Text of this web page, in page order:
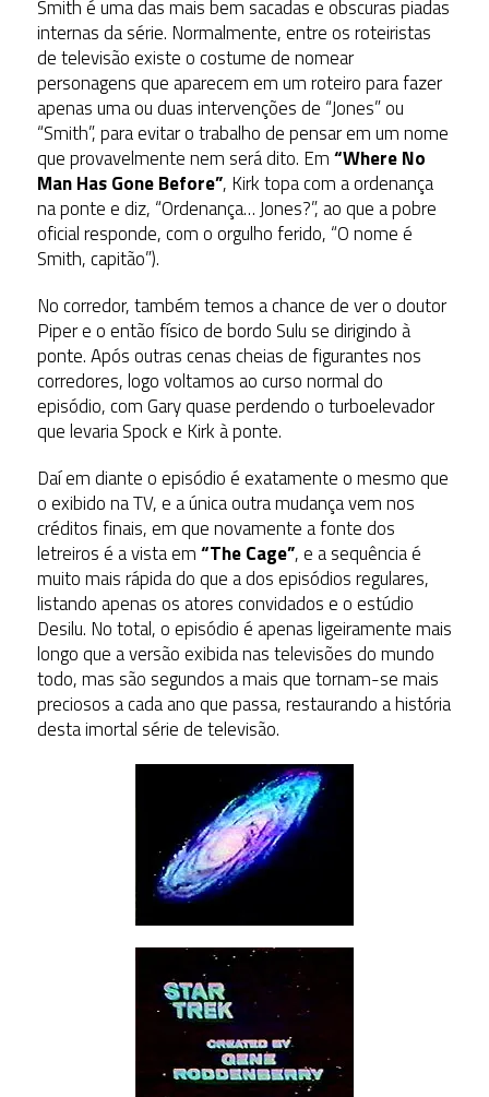
Smith é uma das mais bem sacadas e obscuras piadas
internas da série. Normalmente, entre os roteiristas
de televisão existe o costume de nomear
personagens que aparecem em um roteiro para fazer
apenas uma ou duas intervenções de “Jones” ou
“Smith”, para evitar o trabalho de pensar em um nome
que provavelmente nem será dito. Em“Where No
Man Has Gone Before”, Kirk topa com a ordenança
na ponte e diz, “Ordenança… Jones?”, ao que a pobre
oficial responde, com o orgulho ferido, “O nome é
Smith, capitão”).
No corredor, também temos a chance de ver o doutor
Piper e o então físico de bordo Sulu se dirigindo à
ponte. Após outras cenas cheias de figurantes nos
corredores, logo voltamos ao curso normal do
episódio, com Gary quase perdendo o turboelevador
que levaria Spock e Kirk à ponte.
Daí em diante o episódio é exatamente o mesmo que
o exibido na TV, e a única outra mudança vem nos
créditos finais, em que novamente a fonte dos
letreiros é a vista em“The Cage”, e a sequência é
muito mais rápida do que a dos episódios regulares,
listando apenas os atores convidados e o estúdio
Desilu. No total, o episódio é apenas ligeiramente mais
longo que a versão exibida nas televisões do mundo
todo, mas são segundos a mais que tornam-se mais
preciosos a cada ano que passa, restaurando a história
desta imortal série de televisão.